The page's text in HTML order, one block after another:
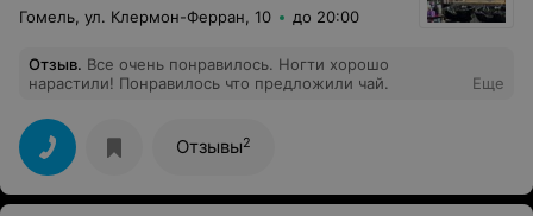
Гомель, ул. Клермон-Ферран, 10 до 20:00
Отзыв. Все очень понравилось. Ногти хорошо
нарастили! Понравилось что предложили чай.
Еще
Отзывы2